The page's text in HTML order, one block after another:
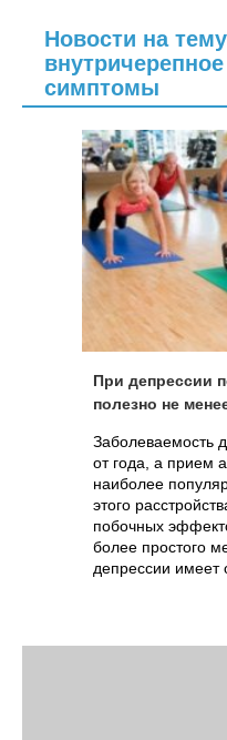
Новости на
симптомы
При депрессии
полезно не
Заболеваемость
от года, а прием
наиболее
этого
побочных
более простого
депрессии имеет